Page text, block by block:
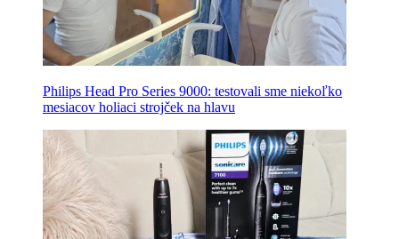
Philips Head Pro Series 9000: testovali sme niekoľko
mesiacov holiaci strojček na hlavu